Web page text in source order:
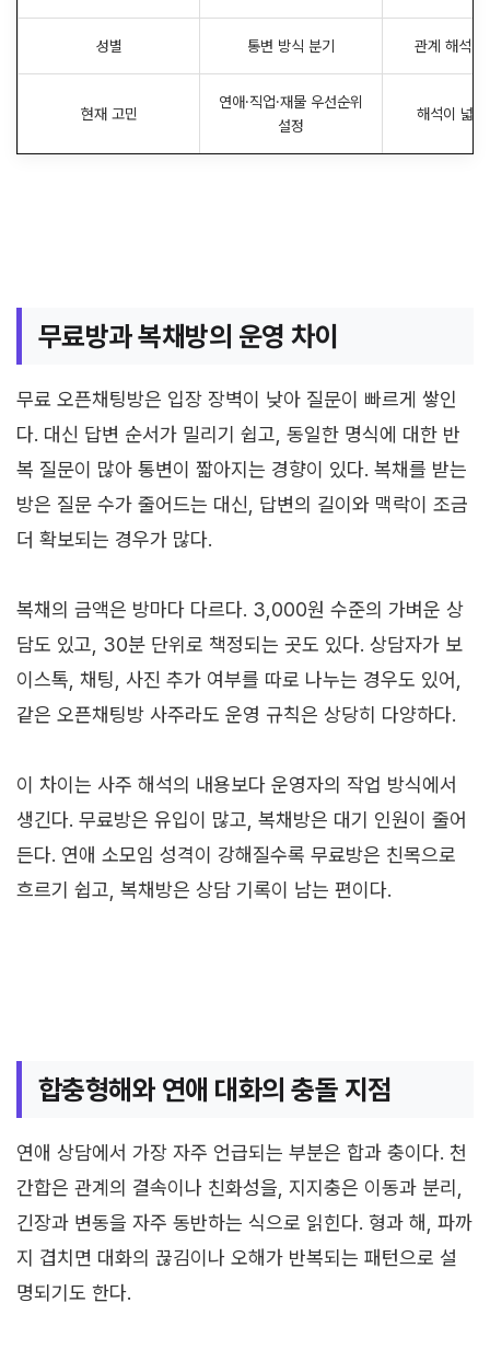
성별 통변 방식 분기 관계 해석
현재 고민
연애·직업·재물 우선순위
설정
해석이 넓
무료방과 복채방의 운영 차이
무료 오픈채팅방은 입장 장벽이 낮아 질문이 빠르게 쌓인
다. 대신 답변 순서가 밀리기 쉽고, 동일한 명식에 대한 반
복 질문이 많아 통변이 짧아지는 경향이 있다. 복채를 받는
방은 질문 수가 줄어드는 대신, 답변의 길이와 맥락이 조금
더 확보되는 경우가 많다.
복채의 금액은 방마다 다르다. 3,000원 수준의 가벼운 상
담도 있고, 30분 단위로 책정되는 곳도 있다. 상담자가 보
이스톡, 채팅, 사진 추가 여부를 따로 나누는 경우도 있어,
같은 오픈채팅방 사주라도 운영 규칙은 상당히 다양하다.
이 차이는 사주 해석의 내용보다 운영자의 작업 방식에서
생긴다. 무료방은 유입이 많고, 복채방은 대기 인원이 줄어
든다. 연애 소모임 성격이 강해질수록 무료방은 친목으로
흐르기 쉽고, 복채방은 상담 기록이 남는 편이다.
합충형해와 연애 대화의 충돌 지점
연애 상담에서 가장 자주 언급되는 부분은 합과 충이다. 천
간합은 관계의 결속이나 친화성을, 지지충은 이동과 분리,
긴장과 변동을 자주 동반하는 식으로 읽힌다. 형과 해, 파까
지 겹치면 대화의 끊김이나 오해가 반복되는 패턴으로 설
명되기도 한다.